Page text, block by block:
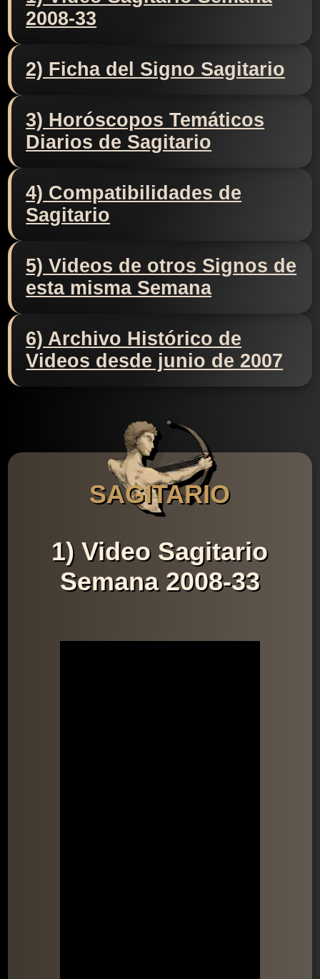
2008-33
2) Ficha del Signo Sagitario
3) Horóscopos Temáticos
Diarios de Sagitario
4) Compatibilidades de
Sagitario
5) Videos de otros Signos de
esta misma Semana
6) Archivo Histórico de
Videos desde junio de 2007
SAGITARIO
1) Video Sagitario
Semana 2008-33